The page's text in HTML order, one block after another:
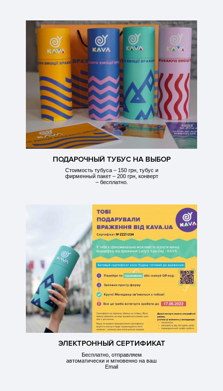
ПОДАРОЧНЫЙ ТУБУС НА ВЫБОР
Стоимость тубуса – 150 грн, тубус и
фирменный пакет – 200 грн, конверт
– бесплатно.
ЭЛЕКТРОННЫЙ СЕРТИФИКАТ
Бесплатно, отправляем
автоматически и мгновенно на ваш
Email